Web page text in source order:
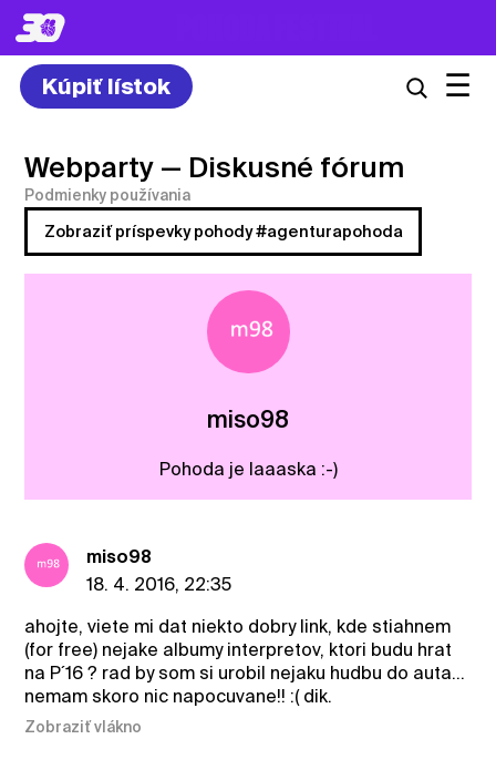
Kúpiť lístok ☰
Webparty — Diskusné fórum
Podmienky používania
Zobraziť príspevky pohody #agenturapohoda
miso98
Pohoda je laaaska :-)
miso98
18. 4. 2016, 22:35
ahojte, viete mi dat niekto dobry link, kde stiahnem
(for free) nejake albumy interpretov, ktori budu hrat
na P´16 ? rad by som si urobil nejaku hudbu do auta...
nemam skoro nic napocuvane!! :( dik.
Zobraziť vlákno